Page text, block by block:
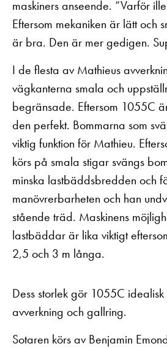
maskiners anseende. “Varför
Eftersom mekaniken är lätt och
är bra. Den är mer gedigen.
I de flesta av Mathieus
vägkanterna smala och
begränsade. Eftersom 1055C
den perfekt. Bommarna som
viktig funktion för Mathieu.
körs på smala stigar svängs
minska lastbäddsbredden och
manövrerbarheten och han
stående träd. Maskinens
lastbäddar är lika viktigt
2,5 och 3 m långa.
Dess storlek gör 1055C idealisk
avverkning och gallring.
Sotaren körs av Benjamin